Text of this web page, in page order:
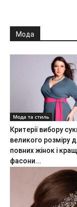
Мода
Мода та стиль
Критерії вибору
великого розміру
повних жінок і
фасони...